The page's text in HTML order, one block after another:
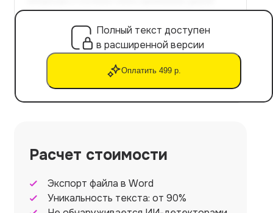
Полный текст доступен
в расширенной версии
Оплатить 499 р.
Расчет стоимости
Экспорт файла в Word
Уникальность текста: от 90%